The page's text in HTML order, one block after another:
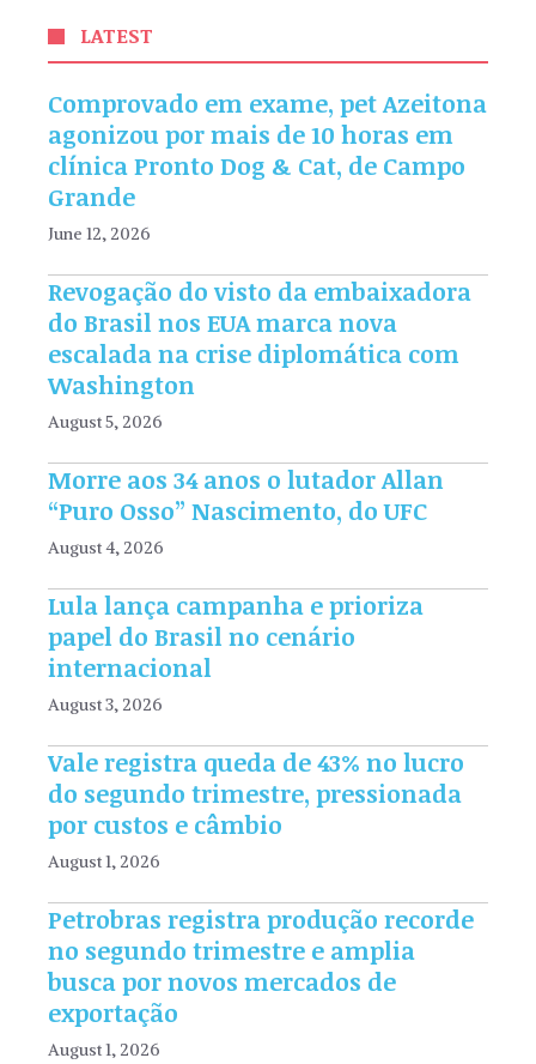
LATEST
Comprovado em exame, pet Azeitona
agonizou por mais de 10 horas em
clínica Pronto Dog & Cat, de Campo
Grande
June 12, 2026
Revogação do visto da embaixadora
do Brasil nos EUA marca nova
escalada na crise diplomática com
Washington
August 5, 2026
Morre aos 34 anos o lutador Allan
“Puro Osso” Nascimento, do UFC
August 4, 2026
Lula lança campanha e prioriza
papel do Brasil no cenário
internacional
August 3, 2026
Vale registra queda de 43% no lucro
do segundo trimestre, pressionada
por custos e câmbio
August 1, 2026
Petrobras registra produção recorde
no segundo trimestre e amplia
busca por novos mercados de
exportação
August 1, 2026